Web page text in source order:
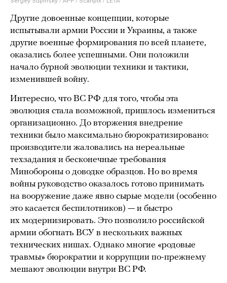
Другие довоенные концепции, которые
испытывали армии России и Украины, а также
другие военные формирования по всей планете,
оказались более успешными. Они положили
начало бурной эволюции техники и тактики,
изменившей войну.
Интересно, что ВС РФ для того, чтобы эта
эволюция стала возможной, пришлось измениться
организационно. До вторжения внедрение
техники было максимально бюрократизировано:
производители жаловались на нереальные
техзадания и бесконечные требования
Минобороны о доводке образцов. Но во время
войны руководство оказалось готово принимать
на вооружение даже явно сырые модели (особенно
это касается беспилотников) — и быстро
их модернизировать. Это позволило российской
армии обогнать ВСУ в нескольких важных
технических нишах. Однако многие «родовые
травмы» бюрократии и коррупции по-прежнему
мешают эволюции внутри ВС РФ.